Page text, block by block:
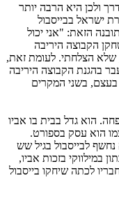
ולכן היא הרבה יותר
(22) שחקן נבחרת ישראל בבייסבול
הזאת: "אני יכול
הקבוצה היריבה
הצלחתי. לעומת זאת,
בהגנת הקבוצה היריבה
בעצם, בשני המקרים
הוא גדל בבית בו אביו
הוא עסק בספורט.
לבייסבול בגיל שש
בזכות אביו,
לכתה שיחקו בייסבול